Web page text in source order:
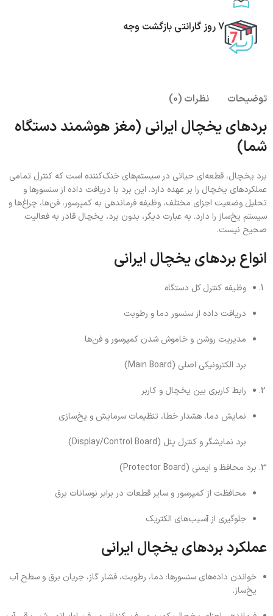
7 روز گارانتی بازگشت وجه
توضیحات نظرات (0)
بردهای یخچال ایرانی (مغز هوشمند دستگاه
شما)
برد یخچال، قطعه‌ای حیاتی در سیستم‌های خنک‌کننده است که کنترل تمامی
عملکردهای یخچال را بر عهده دارد. این برد با دریافت داده از سنسورها و
تحلیل وضعیت اجزای مختلف، وظیفه فرماندهی به کمپرسور، فن‌ها، چراغ‌ها و
سیستم یخ‌ساز را دارد. به عبارت دیگر، بدون برد، یخچال قادر به فعالیت
صحیح نیست.
انواع بردهای یخچال ایرانی
وظیفه کنترل کل دستگاه
دریافت داده از سنسور دما و رطوبت
مدیریت روشن و خاموش شدن کمپرسور و فن‌ها
برد الکترونیکی اصلی (Main Board)
رابط کاربری بین یخچال و کاربر
نمایش دما، هشدار خطا، تنظیمات سرمایش و یخ‌سازی
برد نمایشگر و کنترل پنل (Display/Control Board)
برد محافظ و ایمنی (Protector Board)
محافظت از کمپرسور و سایر قطعات در برابر نوسانات برق
جلوگیری از آسیب‌های الکتریک
عملکرد بردهای یخچال ایرانی
خواندن داده‌های سنسورها: دما، رطوبت، فشار گاز، جریان برق و سطح آب
یخ‌ساز.